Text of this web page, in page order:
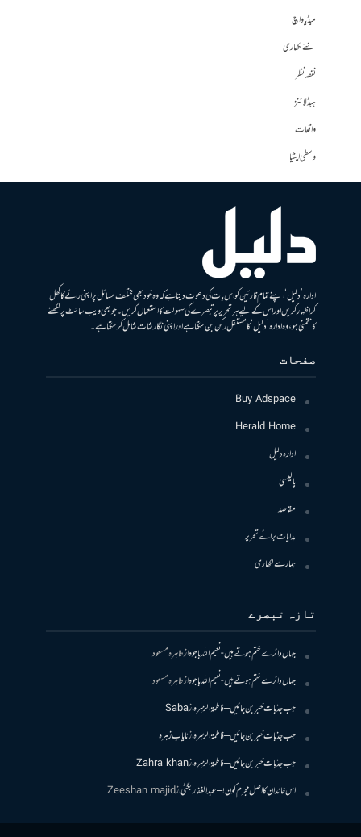
میڈیا واچ
نئے لکھاری
نقطہ نظر
ہیڈلائنز
واقعات
وسطی ایشیا
ادارہ ’دلیل‘ اپنے تمام قارئین کو اس بات کی دعوت دیتا ہے کہ وہ خود بھی مختلف مسائل پر اپنی رائے کا کھل
کر اظہار کریں اور اس کے لیے ہر تحریر پر تبصرے کی سہولت کا استعمال کریں۔ جو بھی ویب سائٹ پر لکھنے
کا متمنی ہو، وہ ادارہ ’دلیل‘ کا مستقل رکن بن سکتا ہے اور اپنی نگارشات شامل کرسکتا ہے۔
صفحات
Buy Adspace
Herald Home
ادارہ دلیل
پالیسی
مقاصد
ہدایات برائے تحریر
ہمارے لکھاری
تازہ تبصرے
جہاں دائرے ختم ہوتے ہیں- نعیم اللہ باجوہازطاہرہ مسعود
جہاں دائرے ختم ہوتے ہیں- نعیم اللہ باجوہازطاہرہ مسعود
جب جذبات خبر بن جائیں – فاطمۃالزہرہازSaba
جب جذبات خبر بن جائیں – فاطمۃالزہرہازنایاب زہرہ
جب جذبات خبر بن جائیں – فاطمۃالزہرہازZahra khan
اس خاندان کا اصل مجرم کون! – عبدالغفار بگٹیازZeeshan majid